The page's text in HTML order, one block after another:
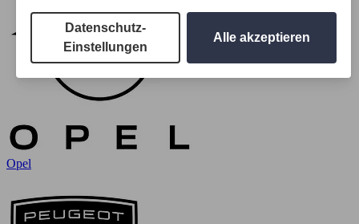
Opel
Datenschutz-
Einstellungen
Alle akzeptieren